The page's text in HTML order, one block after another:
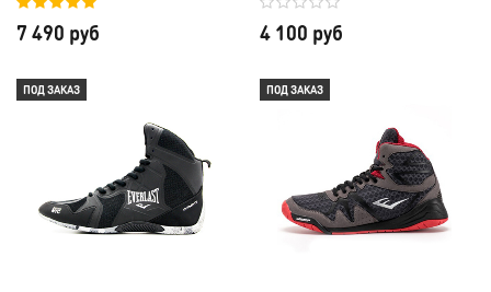
7 490 руб 4 100 руб
ПОД ЗАКАЗ ПОД ЗАКАЗ